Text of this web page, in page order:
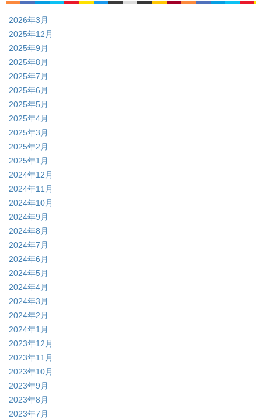
2026年3月
2025年12月
2025年9月
2025年8月
2025年7月
2025年6月
2025年5月
2025年4月
2025年3月
2025年2月
2025年1月
2024年12月
2024年11月
2024年10月
2024年9月
2024年8月
2024年7月
2024年6月
2024年5月
2024年4月
2024年3月
2024年2月
2024年1月
2023年12月
2023年11月
2023年10月
2023年9月
2023年8月
2023年7月